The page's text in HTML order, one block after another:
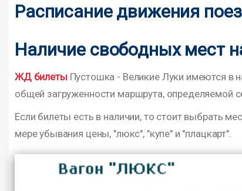
Расписание движения
Наличие свободных мест
ЖД билетыПустошка - Великие Луки имеются в
общей загруженности маршрута, определяемой
Если билеты есть в наличии, то стоит выбрать
мере убывания цены, "люкс", "купе" и "плацкарт".